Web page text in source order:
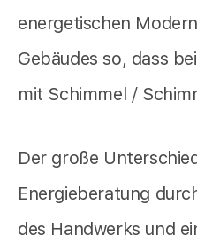
energetischen
Gebäudes so, dass
mit Schimmel /
Der große
Energieberatung
des Handwerks und